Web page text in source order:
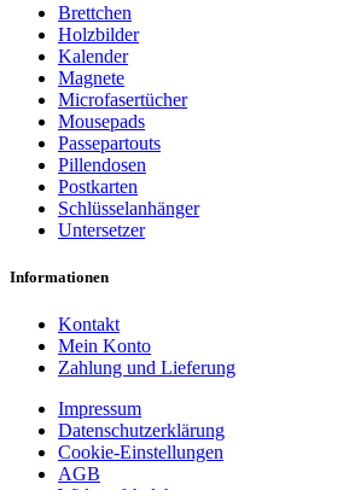
Brettchen
Holzbilder
Kalender
Magnete
Microfasertücher
Mousepads
Passepartouts
Pillendosen
Postkarten
Schlüsselanhänger
Untersetzer
Informationen
Kontakt
Mein Konto
Zahlung und Lieferung
Impressum
Datenschutzerklärung
Cookie-Einstellungen
AGB